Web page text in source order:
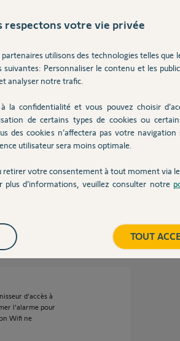
lorsque j
d'accès à
l'alarme pour
Wifi ne
respectons votre vie privée
utilisons des technologies telles que
Personnaliser le contenu et les
analyser notre trafic.
la confidentialité et vous pouvez choisir
de certains types de cookies ou
des cookies n’affectera pas votre navigation
utilisateur sera moins optimale.
retirer votre consentement à tout moment via
plus d’informations, veuillez consulter notre
TOUT